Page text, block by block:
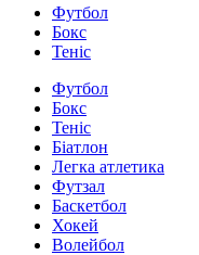
Футбол
Бокс
Теніс
Футбол
Бокс
Теніс
Біатлон
Легка атлетика
Футзал
Баскетбол
Хокей
Волейбол